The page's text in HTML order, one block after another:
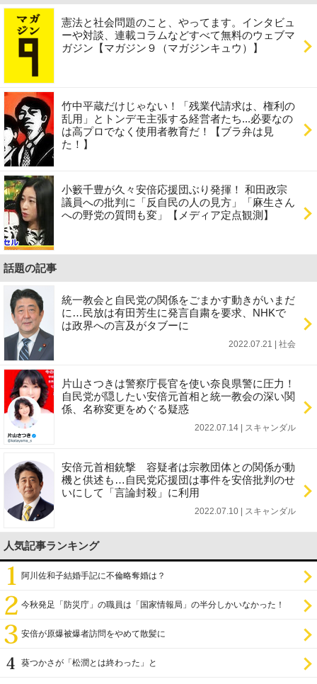
憲法と社会問題のこと、やってます。インタビュ
ーや対談、連載コラムなどすべて無料のウェブマ
ガジン【マガジン９（マガジンキュウ）】
竹中平蔵だけじゃない！「残業代請求は、権利の
乱用」とトンデモ主張する経営者たち...必要なの
は高プロでなく使用者教育だ！【ブラ弁は見
た！】
小籔千豊が久々安倍応援団ぶり発揮！ 和田政宗
議員への批判に「反自民の人の見方」「麻生さん
への野党の質問も変」【メディア定点観測】
話題の記事
統一教会と自民党の関係をごまかす動きがいまだ
に…民放は有田芳生に発言自粛を要求、NHKで
は政界への言及がタブーに
2022.07.21 | 社会
片山さつきは警察庁長官を使い奈良県警に圧力！
自民党が隠したい安倍元首相と統一教会の深い関
係、名称変更をめぐる疑惑
2022.07.14 | スキャンダル
安倍元首相銃撃 容疑者は宗教団体との関係が動
機と供述も…自民党応援団は事件を安倍批判のせ
いにして「言論封殺」に利用
2022.07.10 | スキャンダル
人気記事ランキング
阿川佐和子結婚手記に不倫略奪婚は？
今秋発足「防災庁」の職員は「国家情報局」の半分しかいなかった！
安倍が原爆被爆者訪問をやめて散髪に
葵つかさが「松潤とは終わった」と